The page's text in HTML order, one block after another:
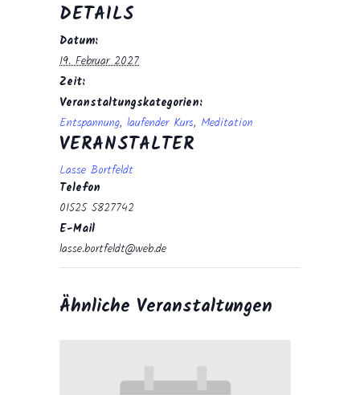
DETAILS
Datum:
19. Februar 2027
Zeit:
Veranstaltungskategorien:
Entspannung, laufender Kurs, Meditation
VERANSTALTER
Lasse Bortfeldt
Telefon
01525 5827742
E-Mail
lasse.bortfeldt@web.de
Ähnliche Veranstaltungen